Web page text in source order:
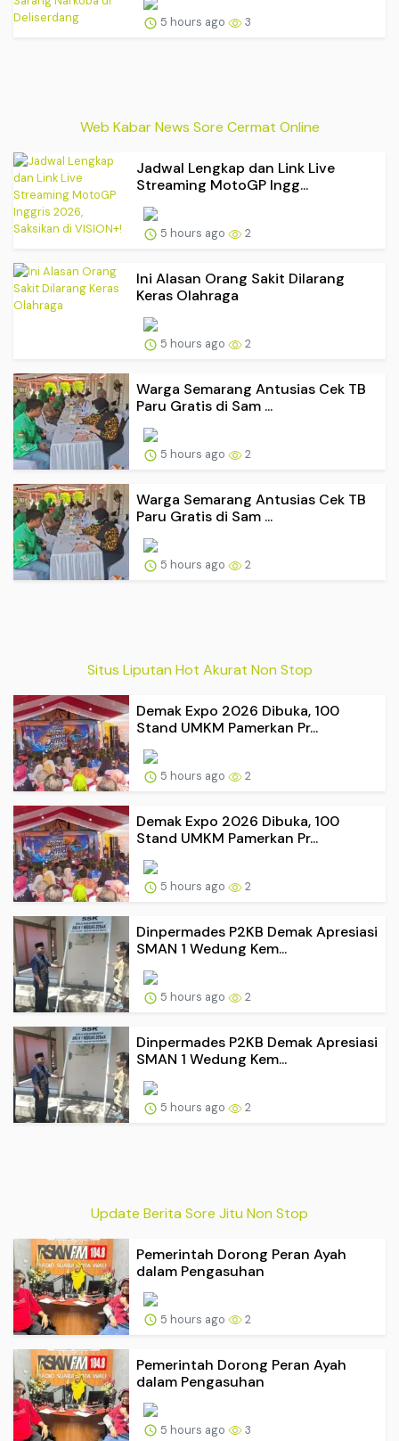
5 hours ago 3
Web Kabar News Sore Cermat Online
Jadwal Lengkap dan Link Live
Streaming MotoGP Ingg...
5 hours ago 2
Ini Alasan Orang Sakit Dilarang
Keras Olahraga
5 hours ago 2
Warga Semarang Antusias Cek TB
Paru Gratis di Sam ...
5 hours ago 2
Warga Semarang Antusias Cek TB
Paru Gratis di Sam ...
5 hours ago 2
Situs Liputan Hot Akurat Non Stop
Demak Expo 2026 Dibuka, 100
Stand UMKM Pamerkan Pr...
5 hours ago 2
Demak Expo 2026 Dibuka, 100
Stand UMKM Pamerkan Pr...
5 hours ago 2
Dinpermades P2KB Demak Apresiasi
SMAN 1 Wedung Kem...
5 hours ago 2
Dinpermades P2KB Demak Apresiasi
SMAN 1 Wedung Kem...
5 hours ago 2
Update Berita Sore Jitu Non Stop
Pemerintah Dorong Peran Ayah
dalam Pengasuhan
5 hours ago 2
Pemerintah Dorong Peran Ayah
dalam Pengasuhan
5 hours ago 3